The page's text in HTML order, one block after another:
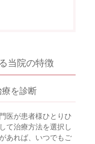
当院の特徴
を診断
医が患者様ひとりひ
て治療方法を選択し
あれば、いつでもご